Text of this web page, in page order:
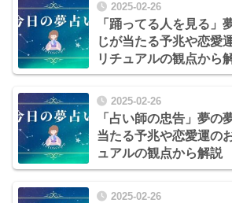
2025-02-26
「踊ってる人を見る」
じが当たる予兆や恋愛
リチュアルの観点から
2025-02-26
「占い師の忠告」夢の
当たる予兆や恋愛運の
ュアルの観点から解説
2025-02-26